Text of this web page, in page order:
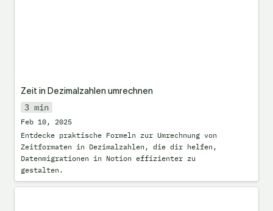
Zeit in Dezimalzahlen umrechnen
3 min
Feb 10, 2025
Entdecke praktische Formeln zur Umrechnung von
Zeitformaten in Dezimalzahlen, die dir helfen,
Datenmigrationen in Notion effizienter zu
gestalten.